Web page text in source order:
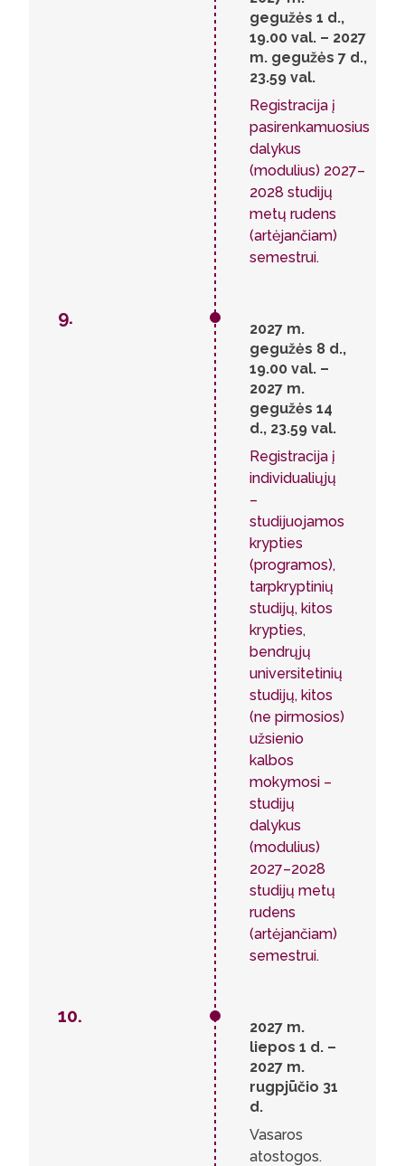
gegužės 1 d.,
19.00 val. – 2027
m. gegužės 7 d.,
23.59 val.
Registracija į
pasirenkamuosius
dalykus
(modulius) 2027–
2028 studijų
metų rudens
(artėjančiam)
semestrui.
9.
2027 m.
gegužės 8 d.,
19.00 val. –
2027 m.
gegužės 14
d., 23.59 val.
Registracija į
individualiųjų
–
studijuojamos
krypties
(programos),
tarpkryptinių
studijų, kitos
krypties,
bendrųjų
universitetinių
studijų, kitos
(ne pirmosios)
užsienio
kalbos
mokymosi –
studijų
dalykus
(modulius)
2027–2028
studijų metų
rudens
(artėjančiam)
semestrui.
10.
2027 m.
liepos 1 d. –
2027 m.
rugpjūčio 31
d.
Vasaros
atostogos.